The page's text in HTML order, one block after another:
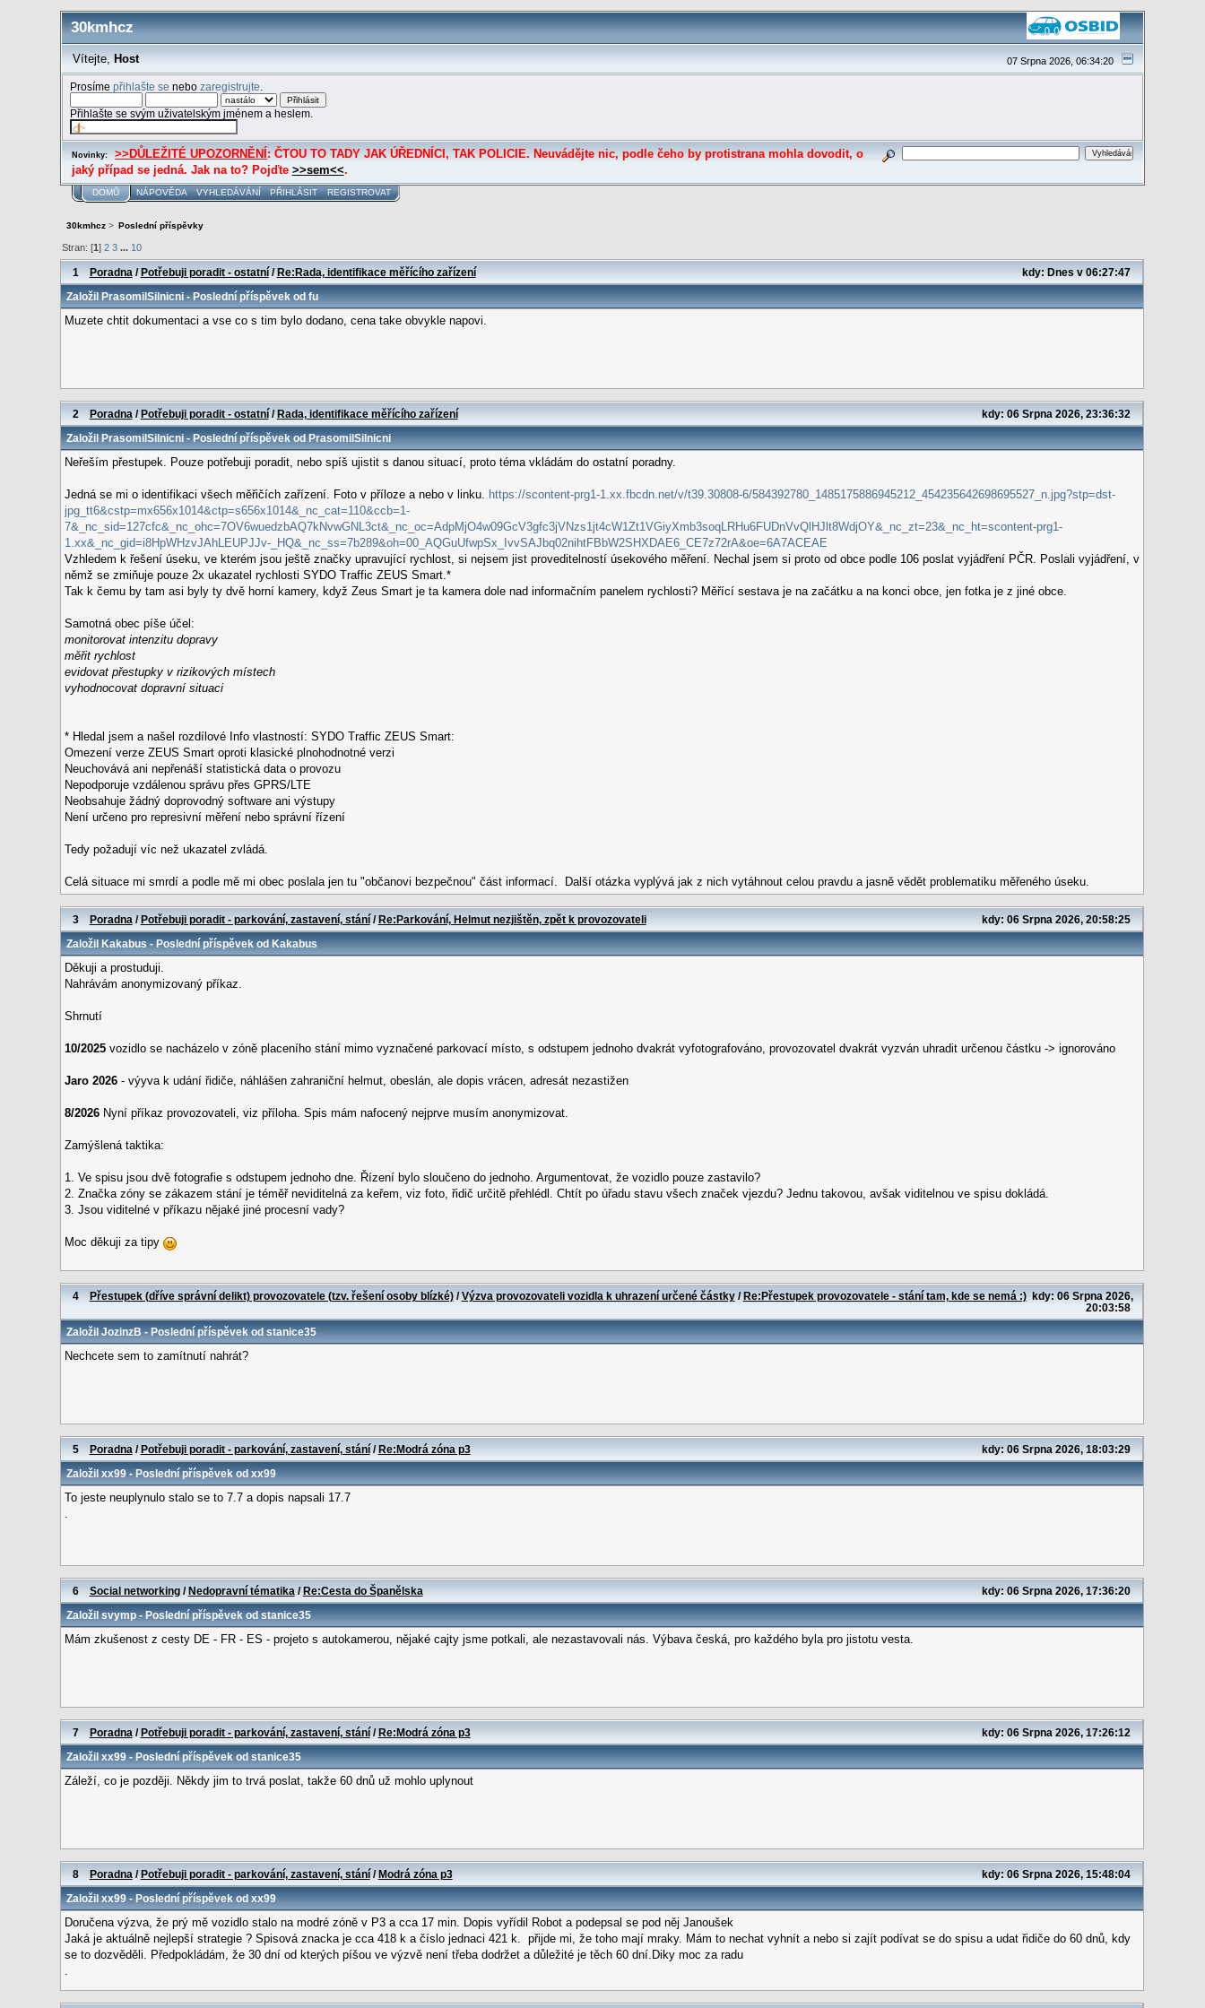
30kmhcz
07 Srpna 2026, 06:34:20
Vítejte, Host
Prosímepřihlašte se nebozaregistrujte
Přihlašte se svým uživatelským jménem a heslem.
Novinky: >>DŮLEŽITÉ UPOZORNĚNÍ : ČTOU TO TADY JAK ÚŘEDNÍCI, TAK POLICIE. Neuvádějte nic, podle čeho by protistrana mohla dovodit, o
jaký případ se jedná. Jak na to? Pojďte >>sem<<.
DOMŮ NÁPOVĚDA VYHLEDÁVÁNÍ PŘIHLÁSIT REGISTROVAT
30kmhcz> Poslední příspěvky
Stran: [1]2 3 ... 10
1 Poradna /Potřebuji poradit - ostatní/Re:Rada, identifikace měřícího zařízení kdy:Dnes v 06:27:47
ZaložilPrasomilSilnicni- Poslední příspěvek odfu
Muzete chtit dokumentaci a vse co s tim bylo dodano, cena take obvykle napovi.
2 Poradna /Potřebuji poradit - ostatní/Rada, identifikace měřícího zařízení kdy: 06 Srpna 2026, 23:36:32
ZaložilPrasomilSilnicni- Poslední příspěvek odPrasomilSilnicni
Neřeším přestupek. Pouze potřebuji poradit, nebo spíš ujistit s danou situací, proto téma vkládám do ostatní poradny.
Jedná se mi o identifikaci všech měřičích zařízení. Foto v příloze a nebo v linku.
https://scontent-prg1-1.xx.fbcdn.net/v/t39.30808-6/584392780_1485175886945212_454235642698695527_n.jpg?stp=dst-
jpg_tt6&cstp=mx656x1014&ctp=s656x1014&_nc_cat=110&ccb=1-
7&_nc_sid=127cfc&_nc_ohc=7OV6wuedzbAQ7kNvwGNL3ct&_nc_oc=AdpMjO4w09GcV3gfc3jVNzs1jt4cW1Zt1VGiyXmb3soqLRHu6FUDnVvQlHJlt8WdjOY&_nc_zt=23&_nc_ht=scontent-prg1-
1.xx&_nc_gid=i8HpWHzvJAhLEUPJJv-_HQ&_nc_ss=7b289&oh=00_AQGuUfwpSx_IvvSAJbq02nihtFBbW2SHXDAE6_CE7z72rA&oe=6A7ACEAE
Vzhledem k řešení úseku, ve kterém jsou ještě značky upravující rychlost, si nejsem jist proveditelností úsekového měření. Nechal jsem si proto od obce podle 106 poslat vyjádření PČR. Poslali vyjádření, v
němž se zmiňuje pouze 2x ukazatel rychlosti SYDO Traffic ZEUS Smart.*
Tak k čemu by tam asi byly ty dvě horní kamery, když Zeus Smart je ta kamera dole nad informačním panelem rychlosti? Měřící sestava je na začátku a na konci obce, jen fotka je z jiné obce.
Samotná obec píše účel:
monitorovat intenzitu dopravy
měřit rychlost
evidovat přestupky v rizikových místech
vyhodnocovat dopravní situaci
* Hledal jsem a našel rozdílové Info vlastností: SYDO Traffic ZEUS Smart:
Omezení verze ZEUS Smart oproti klasické plnohodnotné verzi
Neuchovává ani nepřenáší statistická data o provozu
Nepodporuje vzdálenou správu přes GPRS/LTE
Neobsahuje žádný doprovodný software ani výstupy
Není určeno pro represivní měření nebo správní řízení
Tedy požadují víc než ukazatel zvládá.
Celá situace mi smrdí a podle mě mi obec poslala jen tu "občanovi bezpečnou" část informací. Další otázka vyplývá jak z nich vytáhnout celou pravdu a jasně vědět problematiku měřeného úseku.
3 Poradna /Potřebuji poradit - parkování, zastavení, stání/Re:Parkování, Helmut nezjištěn, zpět k provozovateli kdy: 06 Srpna 2026, 20:58:25
ZaložilKakabus- Poslední příspěvek odKakabus
Děkuji a prostuduji.
Nahrávám anonymizovaný příkaz.
Shrnutí
10/2025 vozidlo se nacházelo v zóně placeního stání mimo vyznačené parkovací místo, s odstupem jednoho dvakrát vyfotografováno, provozovatel dvakrát vyzván uhradit určenou částku -> ignorováno
Jaro 2026 - výyva k udání řidiče, náhlášen zahraniční helmut, obeslán, ale dopis vrácen, adresát nezastižen
8/2026 Nyní příkaz provozovateli, viz příloha. Spis mám nafocený nejprve musím anonymizovat.
Zamýšlená taktika:
1. Ve spisu jsou dvě fotografie s odstupem jednoho dne. Řízení bylo sloučeno do jednoho. Argumentovat, že vozidlo pouze zastavilo?
2. Značka zóny se zákazem stání je téměř neviditelná za keřem, viz foto, řidič určitě přehlédl. Chtít po úřadu stavu všech značek vjezdu? Jednu takovou, avšak viditelnou ve spisu dokládá.
3. Jsou viditelné v příkazu nějaké jiné procesní vady?
Moc děkuji za tipy
4 Přestupek (dříve správní delikt) provozovatele (tzv. řešení osoby blízké)/Výzva provozovateli vozidla k uhrazení určené částky/Re:Přestupek provozovatele - stání tam, kde se nemá :) kdy: 06 Srpna 2026,
20:03:58
ZaložilJozinzB- Poslední příspěvek odstanice35
Nechcete sem to zamítnutí nahrát?
5 Poradna /Potřebuji poradit - parkování, zastavení, stání/Re:Modrá zóna p3 kdy: 06 Srpna 2026, 18:03:29
Založilxx99- Poslední příspěvek odxx99
To jeste neuplynulo stalo se to 7.7 a dopis napsali 17.7
6 Social networking/Nedopravní tématika /Re:Cesta do Španělska kdy: 06 Srpna 2026, 17:36:20
Založilsvymp- Poslední příspěvek odstanice35
Mám zkušenost z cesty DE - FR - ES - projeto s autokamerou, nějaké cajty jsme potkali, ale nezastavovali nás. Výbava česká, pro každého byla pro jistotu vesta.
7 Poradna /Potřebuji poradit - parkování, zastavení, stání/Re:Modrá zóna p3 kdy: 06 Srpna 2026, 17:26:12
Založilxx99- Poslední příspěvek odstanice35
Záleží, co je později. Někdy jim to trvá poslat, takže 60 dnů už mohlo uplynout
8 Poradna /Potřebuji poradit - parkování, zastavení, stání/Modrá zóna p3 kdy: 06 Srpna 2026, 15:48:04
Založilxx99- Poslední příspěvek odxx99
Doručena výzva, že prý mě vozidlo stalo na modré zóně v P3 a cca 17 min. Dopis vyřídil Robot a podepsal se pod něj Janoušek
Jaká je aktuálně nejlepší strategie ? Spisová znacka je cca 418 k a číslo jednaci 421 k. přijde mi, že toho mají mraky. Mám to nechat vyhnít a nebo si zajít podívat se do spisu a udat řidiče do 60 dnů, kdy
se to dozvěděli. Předpokládám, že 30 dní od kterých píšou ve výzvě není třeba dodržet a důležité je těch 60 dní.Diky moc za radu